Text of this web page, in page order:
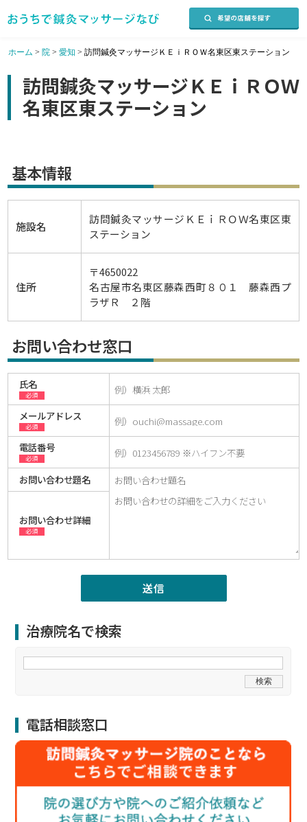
ホーム > 院> 愛知 > 訪問鍼灸マッサージＫＥｉＲＯＷ名東区東ステーション
訪問鍼灸マッサージＫＥｉＲＯＷ
名東区東ステーション
基本情報
施設名
訪問鍼灸マッサージＫＥｉＲＯＷ名東区東
ステーション
住所
〒4650022
名古屋市名東区藤森西町８０１ 藤森西プ
ラザＲ ２階
お問い合わせ窓口
氏名
必須
メールアドレス
必須
電話番号
必須
お問い合わせ題名
お問い合わせ詳細
必須
治療院名で検索
電話相談窓口